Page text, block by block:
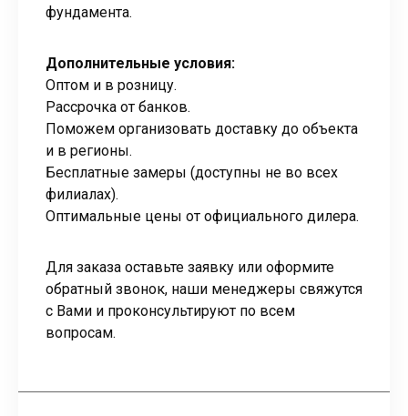
фундамента.
Дополнительные условия:
Оптом и в розницу.
Рассрочка от банков.
Поможем организовать доставку до объекта
и в регионы.
Бесплатные замеры (доступны не во всех
филиалах).
Оптимальные цены от официального дилера.
Для заказа оставьте заявку или оформите
обратный звонок, наши менеджеры свяжутся
с Вами и проконсультируют по всем
вопросам.